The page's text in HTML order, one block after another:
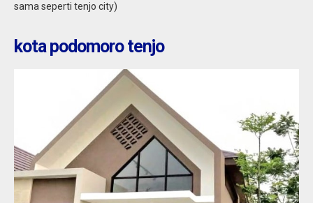
sama seperti tenjo city)
kota podomoro tenjo